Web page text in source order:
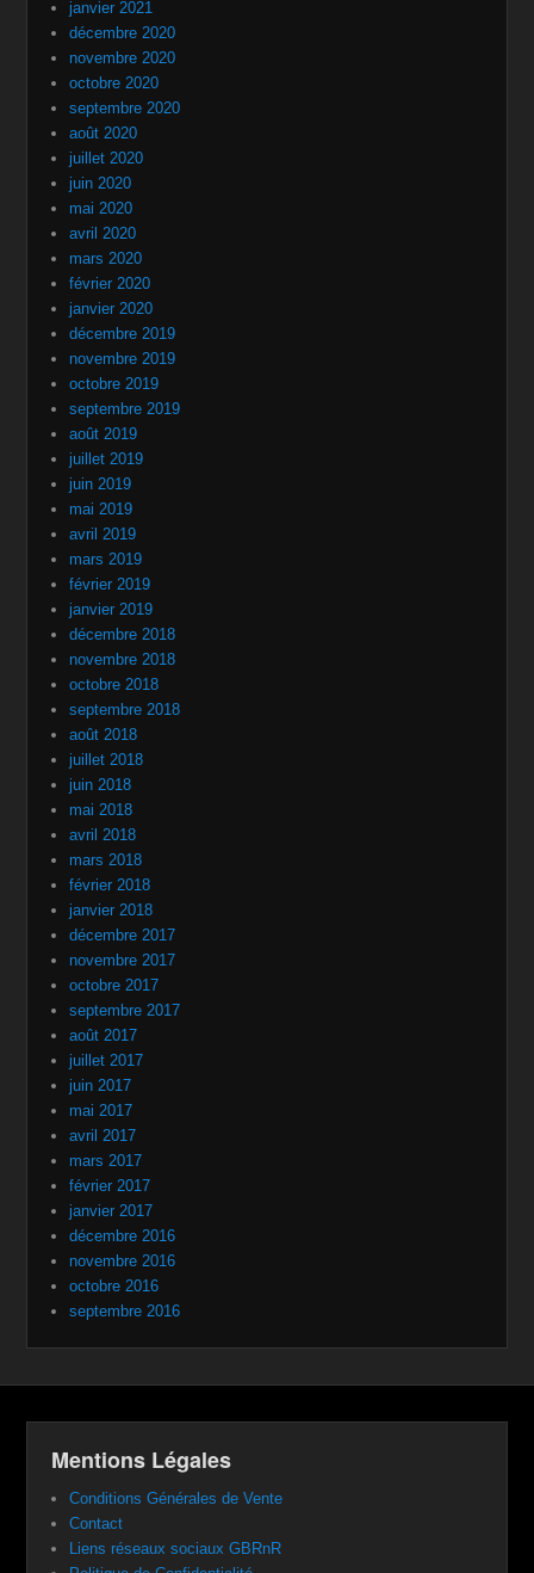
janvier 2021
décembre 2020
novembre 2020
octobre 2020
septembre 2020
août 2020
juillet 2020
juin 2020
mai 2020
avril 2020
mars 2020
février 2020
janvier 2020
décembre 2019
novembre 2019
octobre 2019
septembre 2019
août 2019
juillet 2019
juin 2019
mai 2019
avril 2019
mars 2019
février 2019
janvier 2019
décembre 2018
novembre 2018
octobre 2018
septembre 2018
août 2018
juillet 2018
juin 2018
mai 2018
avril 2018
mars 2018
février 2018
janvier 2018
décembre 2017
novembre 2017
octobre 2017
septembre 2017
août 2017
juillet 2017
juin 2017
mai 2017
avril 2017
mars 2017
février 2017
janvier 2017
décembre 2016
novembre 2016
octobre 2016
septembre 2016
Mentions Légales
Conditions Générales de Vente
Contact
Liens réseaux sociaux GBRnR